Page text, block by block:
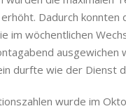
Dadurch konnten
im wöchentlichen
ausgewichen
durfte wie der Dienst
wurde im